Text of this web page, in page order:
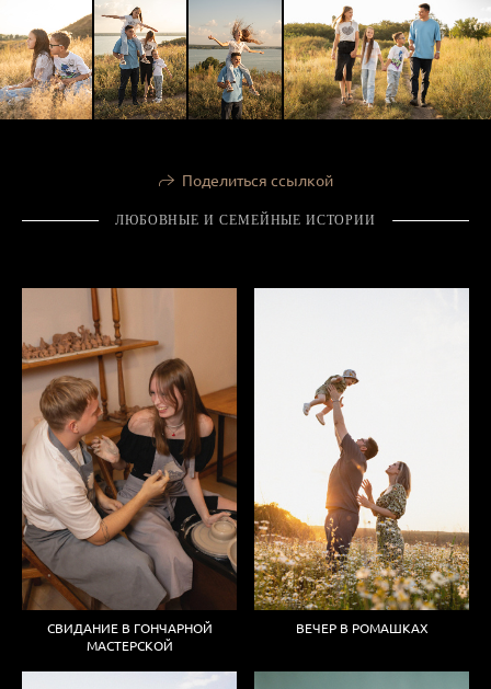
Поделиться ссылкой
ЛЮБОВНЫЕ И СЕМЕЙНЫЕ ИСТОРИИ
СВИДАНИЕ В ГОНЧАРНОЙ
МАСТЕРСКОЙ
ВЕЧЕР В РОМАШКАХ